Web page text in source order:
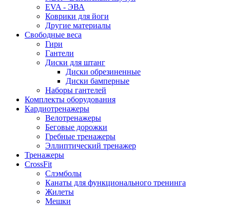
EVA - ЭВА
Коврики для йоги
Другие материалы
Свободные веса
Гири
Гантели
Диски для штанг
Диски обрезиненные
Диски бамперные
Наборы гантелей
Комплекты оборудования
Кардиотренажеры
Велотренажеры
Беговые дорожки
Гребные тренажеры
Эллиптический тренажер
Тренажеры
CrossFit
Слэмболы
Канаты для функционального тренинга
Жилеты
Мешки